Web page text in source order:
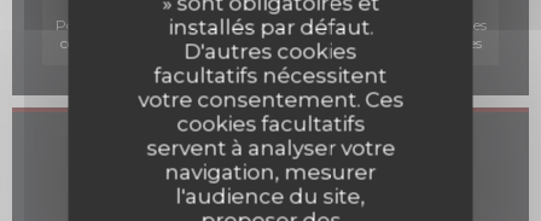
installés par défaut.
D'autres cookies
facultatifs nécessitent
votre consentement. Ces
cookies facultatifs
servent à analyser votre
navigation, mesurer
l'audience du site,
Pour afficher la carte interactive Waze, vous devez accepter les
cookies Waze Map (Google). Ces cookies peuvent collecter des
données de navigation et de localisation.
Autoriser
Infos pratiques
Cuisine